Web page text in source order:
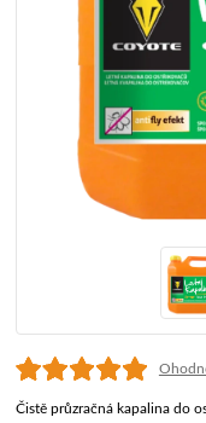
Čistě průzračná kapalina do